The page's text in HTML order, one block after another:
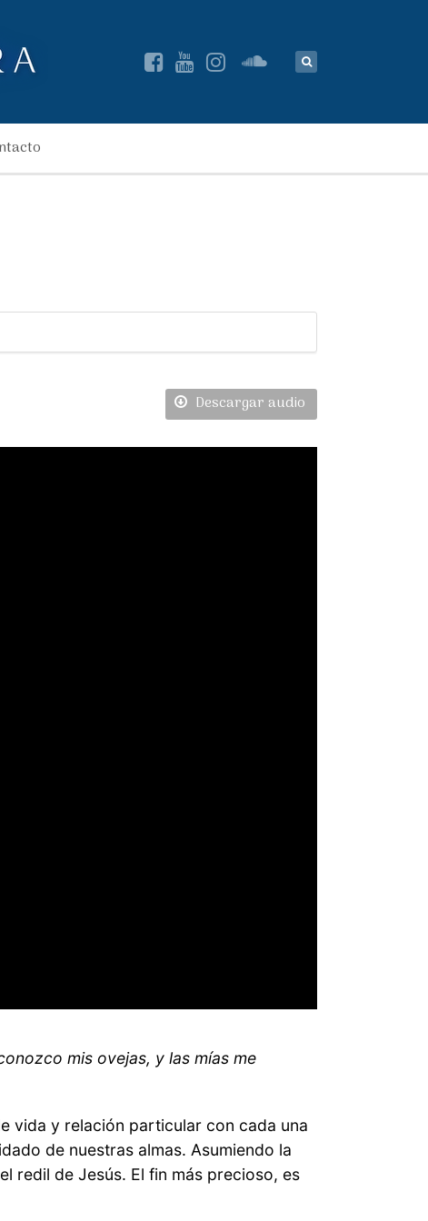
Descargar audio
mis ovejas, y las mías me
vida y relación particular con cada una
de nuestras almas. Asumiendo la
redil de Jesús. El fin más precioso, es